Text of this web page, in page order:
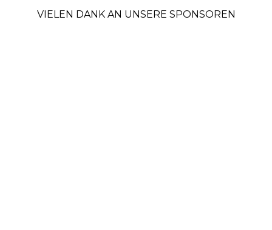
VIELEN DANK AN UNSERE SPONSOREN